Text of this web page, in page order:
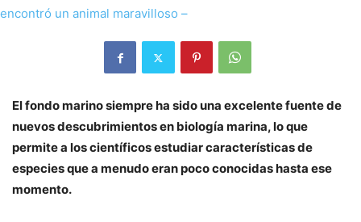
El fondo marino siempre ha sido una excelente fuente de
nuevos descubrimientos en biología marina, lo que
permite a los científicos estudiar características de
especies que a menudo eran poco conocidas hasta ese
momento.